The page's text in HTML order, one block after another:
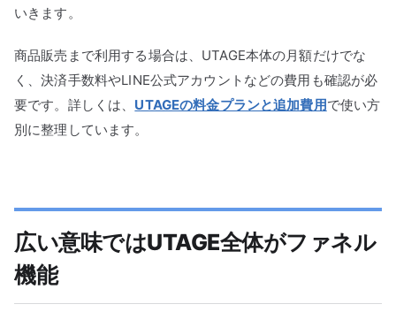
いきます。
商品販売まで利用する場合は、UTAGE本体の月額だけでな
く、決済手数料やLINE公式アカウントなどの費用も確認が必
要です。詳しくは、 UTAGEの料金プランと追加費用で使い方
別に整理しています。
広い意味ではUTAGE全体がファネル
機能